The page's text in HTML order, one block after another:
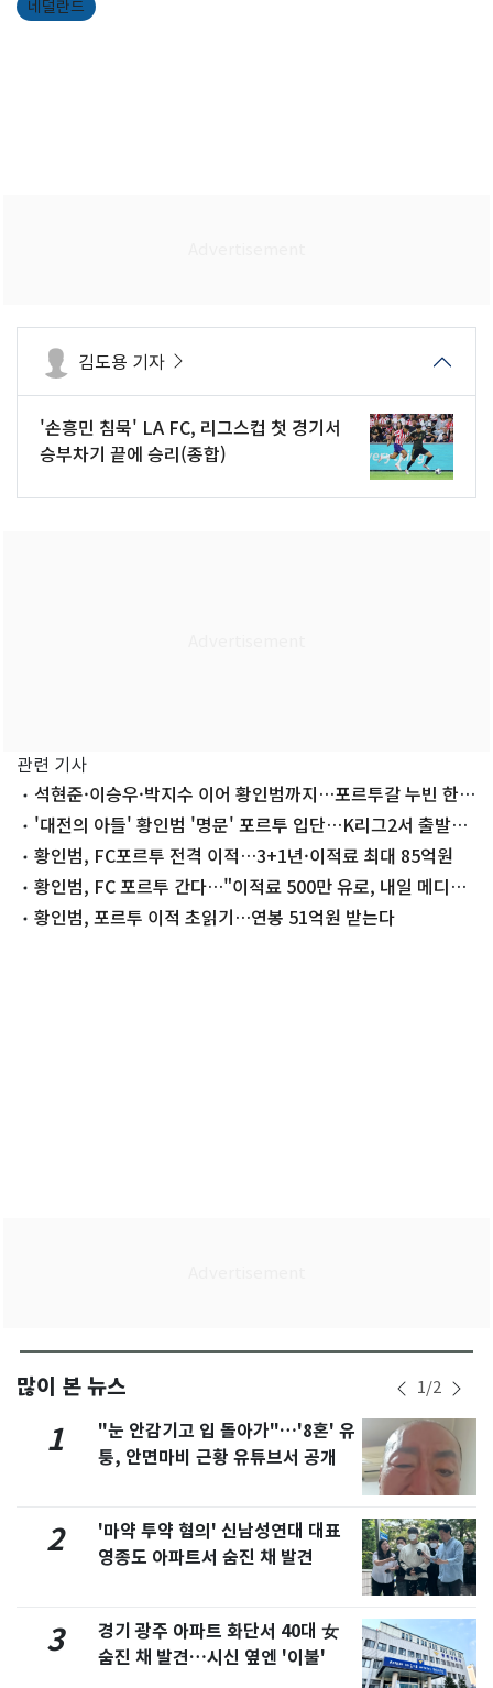
네덜란드
김도용 기자
'손흥민 침묵' LA FC, 리그스컵 첫 경기서
승부차기 끝에 승리(종합)
관련 기사
석현준·이승우·박지수 이어 황인범까지…포르투갈 누빈 한
국 선수들
'대전의 아들' 황인범 '명문' 포르투 입단…K리그2서 출발해
빅클럽까지
황인범, FC포르투 전격 이적…3+1년·이적료 최대 85억원
황인범, FC 포르투 간다…"이적료 500만 유로, 내일 메디컬
테스트"
황인범, 포르투 이적 초읽기…연봉 51억원 받는다
많이 본 뉴스 1/2
1
"눈 안감기고 입 돌아가"…'8혼' 유
퉁, 안면마비 근황 유튜브서 공개
2
'마약 투약 혐의' 신남성연대 대표
영종도 아파트서 숨진 채 발견
3
경기 광주 아파트 화단서 40대 女
숨진 채 발견…시신 옆엔 '이불'